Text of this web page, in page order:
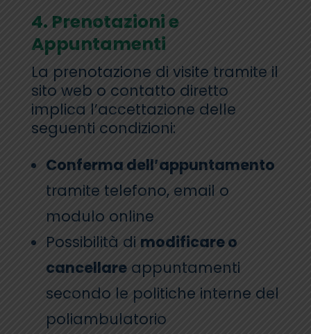
4. Prenotazioni e
Appuntamenti
La prenotazione di visite tramite il
sito web o contatto diretto
implica l’accettazione delle
seguenti condizioni:
Conferma dell’appuntamento
tramite telefono, email o
modulo online
Possibilità di modificare o
cancellareappuntamenti
secondo le politiche interne del
poliambulatorio